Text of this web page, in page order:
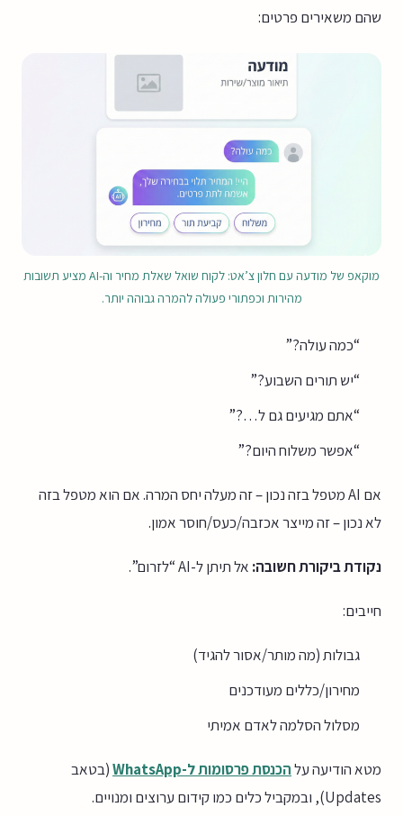
שהם משאירים פרטים:
מוקאפ של מודעה עם חלון צ’אט: לקוח שואל שאלת מחיר וה-AI מציע תשובות
מהירות וכפתורי פעולה להמרה גבוהה יותר.
“כמה עולה?”
“יש תורים השבוע?”
“אתם מגיעים גם ל…?”
“אפשר משלוח היום?”
אם AI מטפל בזה נכון – זה מעלה יחס המרה. אם הוא מטפל בזה
לא נכון – זה מייצר אכזבה/כעס/חוסר אמון.
נקודת ביקורת חשובה: אל תיתן ל-AI “לזרום”.
חייבים:
גבולות (מה מותר/אסור להגיד)
מחירון/כללים מעודכנים
מסלול הסלמה לאדם אמיתי
מטא הודיעה עלהכנסת פרסומות ל-WhatsApp
(בטאב
Updates), ובמקביל כלים כמו קידום ערוצים ומנויים.